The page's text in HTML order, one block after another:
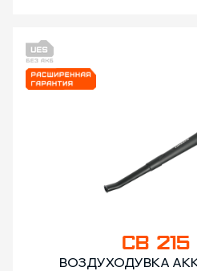
CB 215
ВОЗДУХОДУВКА